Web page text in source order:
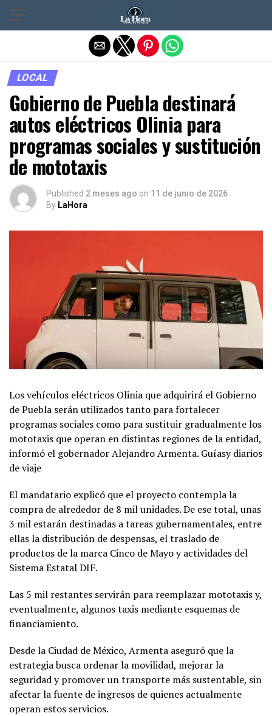
LOCAL
Gobierno de Puebla destinará
autos eléctricos Olinia para
programas sociales y sustitución
de mototaxis
Published 2 meses ago on 11 de junio de 2026
By LaHora
Los vehículos eléctricos Olinia que adquirirá el Gobierno
de Puebla serán utilizados tanto para fortalecer
programas sociales como para sustituir gradualmente los
mototaxis que operan en distintas regiones de la entidad,
informó el gobernador Alejandro Armenta. Guíasy diarios
de viaje
El mandatario explicó que el proyecto contempla la
compra de alrededor de 8 mil unidades. De ese total, unas
3 mil estarán destinadas a tareas gubernamentales, entre
ellas la distribución de despensas, el traslado de
productos de la marca Cinco de Mayo y actividades del
Sistema Estatal DIF.
Las 5 mil restantes servirán para reemplazar mototaxis y,
eventualmente, algunos taxis mediante esquemas de
financiamiento.
Desde la Ciudad de México, Armenta aseguró que la
estrategia busca ordenar la movilidad, mejorar la
seguridad y promover un transporte más sustentable, sin
afectar la fuente de ingresos de quienes actualmente
operan estos servicios.
Salir de la versión móvil